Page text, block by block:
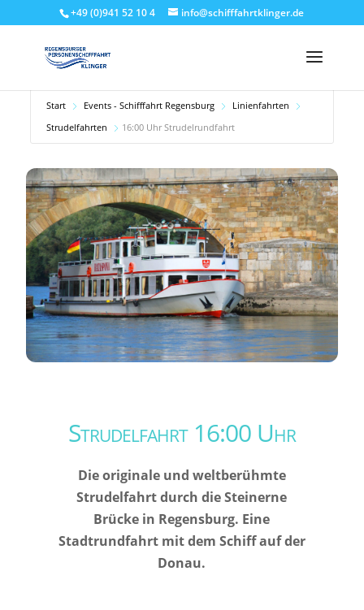
+49 (0)941 52 10 4 info@schifffahrtklinger.de
Start Events - Schifffahrt Regensburg
Linienfahrten
Strudelfahrten
16:00 Uhr Strudelrundfahrt
Strudelfahrt 16:00 Uhr
Die originale und weltberühmte
Strudelfahrt durch die Steinerne
Brücke in Regensburg. Eine
Stadtrundfahrt mit dem Schiff auf der
Donau.